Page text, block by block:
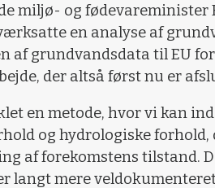
miljø- og fødevareminister
en analyse af
af grundvandsdata til EU
der altså først nu er
en metode, hvor vi kan
og hydrologiske
af forekomstens tilstand.
langt mere